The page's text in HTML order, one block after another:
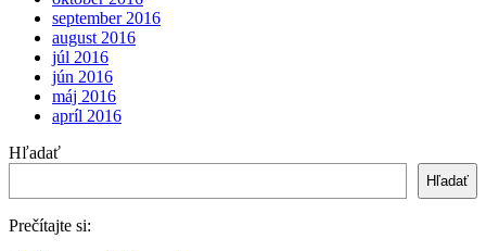
september 2016
august 2016
júl 2016
jún 2016
máj 2016
apríl 2016
Hľadať
Hľadať
Prečítajte si: